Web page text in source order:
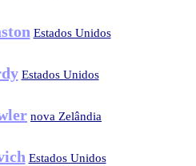
Estados Unidos
Estados Unidos
nova Zelândia
Estados Unidos